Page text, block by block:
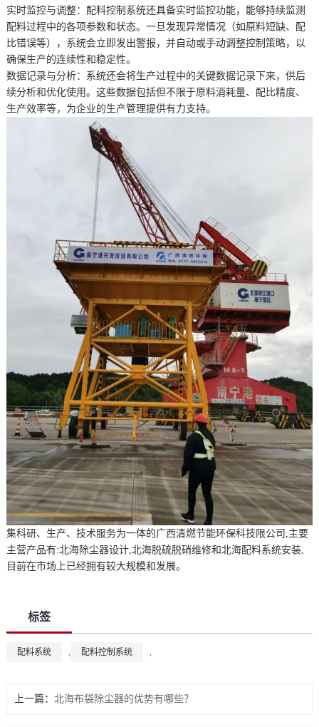
实时监控与调整：配料控制系统还具备实时监控功能，能够持续监测
配料过程中的各项参数和状态。一旦发现异常情况（如原料短缺、配
比错误等），系统会立即发出警报，并自动或手动调整控制策略，以
确保生产的连续性和稳定性。
数据记录与分析：系统还会将生产过程中的关键数据记录下来，供后
续分析和优化使用。这些数据包括但不限于原料消耗量、配比精度、
生产效率等，为企业的生产管理提供有力支持。
集科研、生产、技术服务为一体的广西清燃节能环保科技限公司,主要
主营产品有:北海除尘器设计,北海脱硫脱硝维修和北海配料系统安装,
目前在市场上已经拥有较大规模和发展。
标签
配料系统 , 配料控制系统 ,
上一篇： 北海布袋除尘器的优势有哪些？